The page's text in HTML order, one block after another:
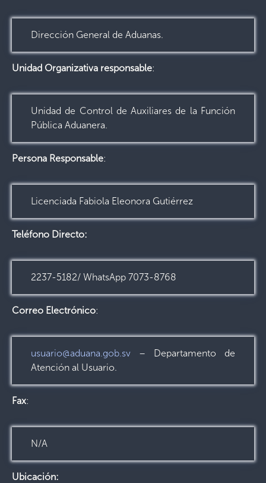
Dirección General de Aduanas.
Unidad Organizativa responsable:
Unidad de Control de Auxiliares de la Función
Pública Aduanera.
Persona Responsable:
Licenciada Fabiola Eleonora Gutiérrez
Teléfono Directo:
2237-5182/ WhatsApp 7073-8768
Correo Electrónico:
usuario@aduana.gob.sv – Departamento de
Atención al Usuario.
Fax:
N/A
Ubicación: